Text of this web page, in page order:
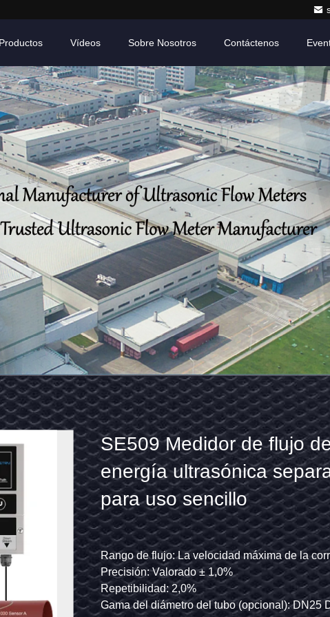
Productos Vídeos Sobre Nosotros Contáctenos
ensayo será de ± 0,1 m/s ~ ± 5 m/s
m/s (±0,328 pies/s ~ ±16 pies/s)
DO9.53～DO220
SE509
Medidor
flujo
de
energía
ultrasónica
Rango de flujo: La velocidad máxima de la corriente es de 30
Precisión: Valorado ± 1,0%
Repetibilidad: 2,0%
Gama del diámetro del tubo (opcional): DN25 DN2000
Flujómetro ultrasónico
para el agua química
Gama de la velocidad: 0 ~ ±16 pies/s (0 ~ ±5
Precisión: ±1,0%
Tamaño del tubo: 1”~48”(25mm~1200mm)
El fluido: Agua, agua de mar, aceite, alcohol…